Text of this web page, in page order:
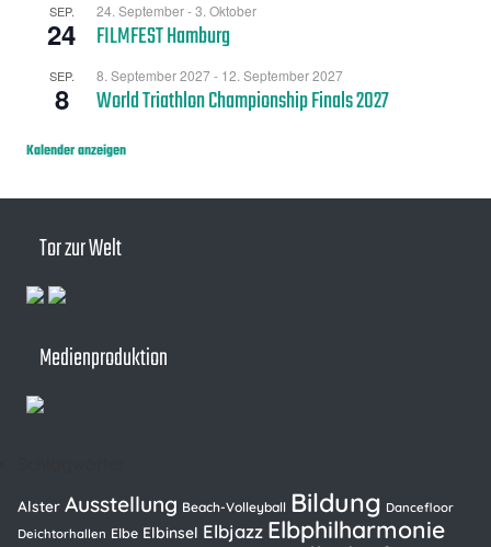
Tor zur Welt
Medienproduktion
SEP.
24
24. September-3. Oktober
FILMFEST Hamburg
SEP.
8
8. September 2027- 12. September 2027
World Triathlon Championship Finals 2027
Kalender anzeigen
Alster Ausstellung Beach-Volleyball Bildung Dancefloor
Deichtorhallen Elbe Elbinsel Elbjazz Elbphilharmonie